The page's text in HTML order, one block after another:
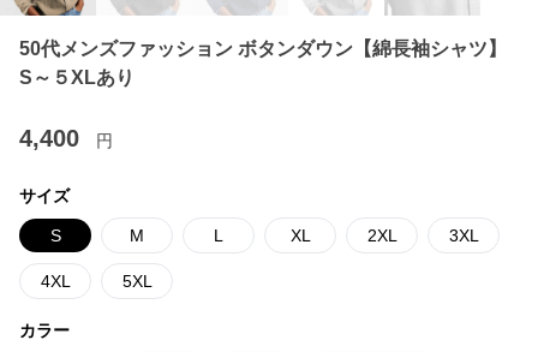
50代メンズファッション ボタンダウン【綿長袖シャツ】
S～５XLあり
4,400 円
サイズ
S M L XL 2XL 3XL
4XL 5XL
カラー